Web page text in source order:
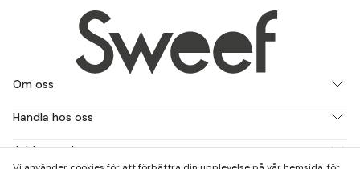
Om oss
Handla hos oss
Jobba med oss